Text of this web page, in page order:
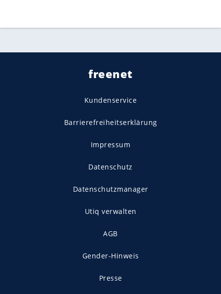
freenet
Kundenservice
Barrierefreiheitserklärung
Impressum
Datenschutz
Datenschutzmanager
Utiq verwalten
AGB
Gender-Hinweis
Presse